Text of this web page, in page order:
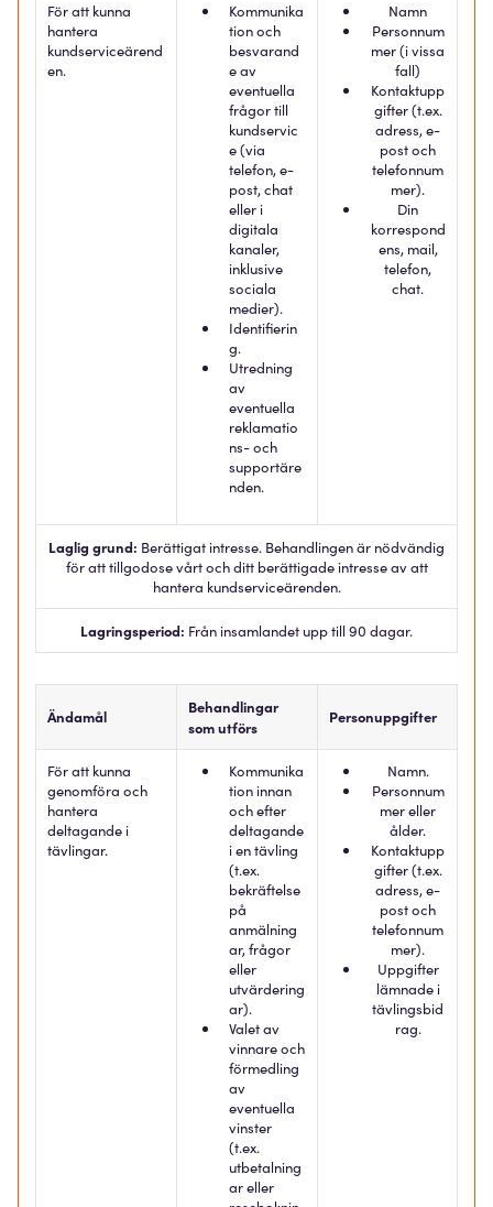
För att kunna
hantera
kundserviceärend
en.
Kommunika
tion och
besvarand
e av
eventuella
frågor till
kundservic
e (via
telefon, e-
post, chat
eller i
digitala
kanaler,
inklusive
sociala
medier).
Identifierin
g.
Utredning
av
eventuella
reklamatio
ns- och
supportäre
nden.
Namn
Personnum
mer (i vissa
fall)
Kontaktupp
gifter (t.ex.
adress, e-
post och
telefonnum
mer).
Din
korrespond
ens, mail,
telefon,
chat.
Laglig grund: Berättigat intresse. Behandlingen är nödvändig
för att tillgodose vårt och ditt berättigade intresse av att
hantera kundserviceärenden.
Lagringsperiod: Från insamlandet upp till 90 dagar.
Ändamål
Behandlingar
som utförs
Personuppgifter
För att kunna
genomföra och
hantera
deltagande i
tävlingar.
Kommunika
tion innan
och efter
deltagande
i en tävling
(t.ex.
bekräftelse
på
anmälning
ar, frågor
eller
utvärdering
ar).
Valet av
vinnare och
förmedling
av
eventuella
vinster
(t.ex.
utbetalning
ar eller
Namn.
Personnum
mer eller
ålder.
Kontaktupp
gifter (t.ex.
adress, e-
post och
telefonnum
mer).
Uppgifter
lämnade i
tävlingsbid
rag.